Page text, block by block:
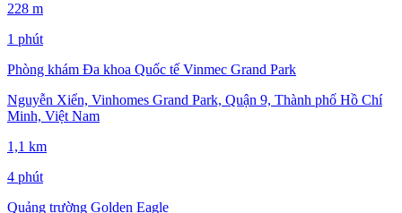
228 m
1 phút
Phòng khám Đa khoa Quốc tế Vinmec Grand Park
Nguyễn Xiển, Vinhomes Grand Park, Quận 9, Thành phố Hồ Chí
Minh, Việt Nam
1,1 km
4 phút
Quảng trường Golden Eagle